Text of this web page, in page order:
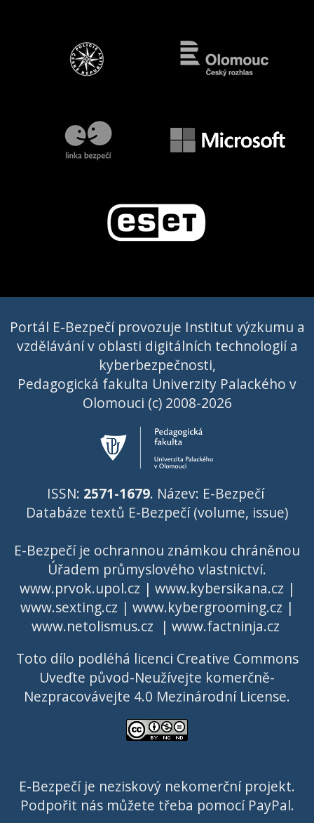
Portál E-Bezpečí provozuje Institut výzkumu a
vzdělávání v oblasti digitálních technologií a
kyberbezpečnosti,
Pedagogická fakulta Univerzity Palackého v
Olomouci (c) 2008-2026
ISSN: 2571-1679. Název: E-Bezpečí
Databáze textů E-Bezpečí (volume, issue)
E-Bezpečí je ochrannou známkou chráněnou
Úřadem průmyslového vlastnictví.
www.prvok.upol.cz | www.kybersikana.cz |
www.sexting.cz | www.kybergrooming.cz |
www.netolismus.cz | www.factninja.cz
Toto dílo podléhá licenci Creative Commons
Uveďte původ-Neužívejte komerčně-
Nezpracovávejte 4.0 Mezinárodní License.
E-Bezpečí je neziskový nekomerční projekt.
Podpořit nás můžete třeba pomocí PayPal.